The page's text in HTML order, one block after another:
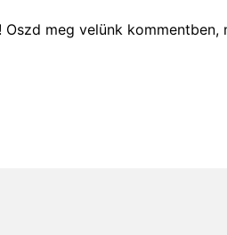
meg velünk kommentben,